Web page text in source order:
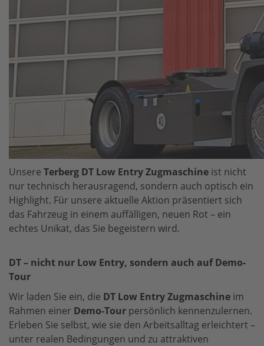
Unsere Terberg DT Low Entry Zugmaschine ist nicht
nur technisch herausragend, sondern auch optisch ein
Highlight. Für unsere aktuelle Aktion präsentiert sich
das Fahrzeug in einem auffälligen, neuen Rot – ein
echtes Unikat, das Sie begeistern wird.
DT – nicht nur Low Entry, sondern auch auf Demo-
Tour
Wir laden Sie ein, die DT Low Entry Zugmaschine im
Rahmen einer Demo-Tour persönlich kennenzulernen.
Erleben Sie selbst, wie sie den Arbeitsalltag erleichtert –
unter realen Bedingungen und zu attraktiven